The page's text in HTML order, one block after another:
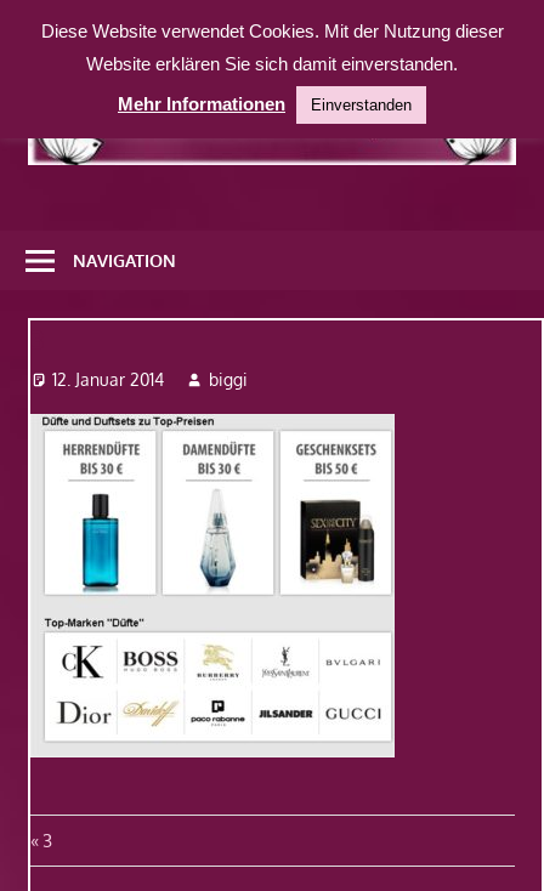
Inhalt
weitere
Website
NAVIGATION
12. Januar 2014 biggi
Beitragsnavigation
Vorheriger
Beitrag:
3
Diese Website verwendet Cookies. Mit der Nutzung dieser
Website erklären Sie sich damit einverstanden.
Mehr Informationen
Einverstanden